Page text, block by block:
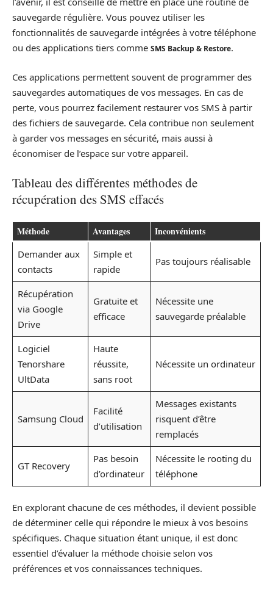
sauvegarde régulière. Vous pouvez utiliser les
fonctionnalités de sauvegarde intégrées à votre téléphone
ou des applications tiers comme SMS Backup & Restore.
Ces applications permettent souvent de programmer des
sauvegardes automatiques de vos messages. En cas de
perte, vous pourrez facilement restaurer vos SMS à partir
des fichiers de sauvegarde. Cela contribue non seulement
à garder vos messages en sécurité, mais aussi à
économiser de l’espace sur votre appareil.
Tableau des différentes méthodes de
récupération des SMS effacés
Méthode Avantages Inconvénients
Demander aux
contacts
Simple et
rapide
Pas toujours réalisable
Récupération
via Google
Drive
Gratuite et
efficace
Nécessite une
sauvegarde préalable
Logiciel
Tenorshare
UltData
Haute
réussite,
sans root
Nécessite un ordinateur
Samsung Cloud
Facilité
d’utilisation
Messages existants
risquent d’être
remplacés
GT Recovery
Pas besoin
d’ordinateur
Nécessite le rooting du
téléphone
En explorant chacune de ces méthodes, il devient possible
de déterminer celle qui répondre le mieux à vos besoins
spécifiques. Chaque situation étant unique, il est donc
essentiel d’évaluer la méthode choisie selon vos
préférences et vos connaissances techniques.